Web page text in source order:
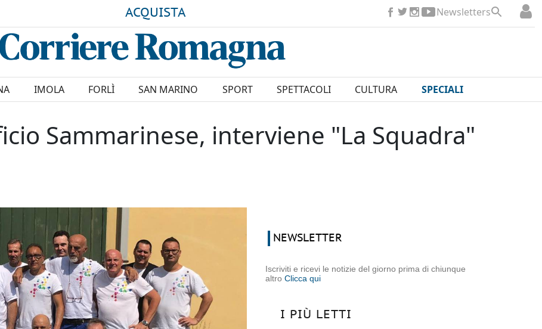
ACQUISTA Newsletters
IMOLA FORLÌ SAN MARINO SPORT SPETTACOLI CULTURA SPECIALI
Sammarinese, interviene "La Squadra"
NEWSLETTER
Iscriviti e ricevi le notizie del giorno prima di chiunque
altroClicca qui
I PIÙ LETTI